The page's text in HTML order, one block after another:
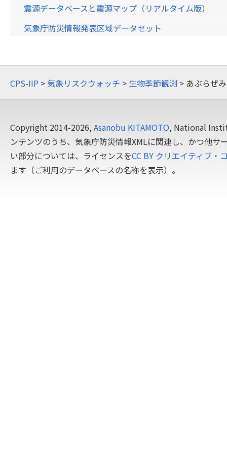
震源データベースと震源マップ（リアルタイム版）
気象庁防災情報発表区域データセット
CPS-IIP >気象リスクウォッチ > 生物季節観測 > あぶらぜ
Copyright 2014-2026, Asanobu KITAMOTO, National
ンテンツのうち、気象庁防災情報XMLに関連し、かつ他サ
い部分については、ライセンスをCC BY クリエイティブ・
ます（ご利用のデータベースの名称を表示）。